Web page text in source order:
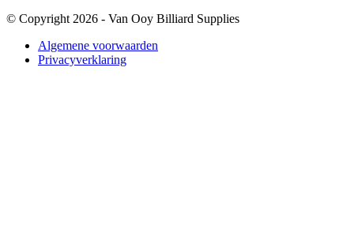
© Copyright 2026 - Van Ooy Billiard Supplies
Algemene voorwaarden
Privacyverklaring